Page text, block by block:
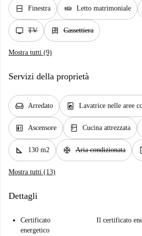
window_closed Finestra airline_seat_flat Letto matrimoniale
tv TV dresser Cassettiera
Mostra tutti (9)
Servizi della proprietà
chair Arredato local_laundry_service Lavatrice nelle aree
elevator Ascensore kitchen Cucina attrezzata
square_foot 130 m2 ac_unit Aria condizionata
Mostra tutti (13)
Dettagli
Certificato
energetico
Il certificato